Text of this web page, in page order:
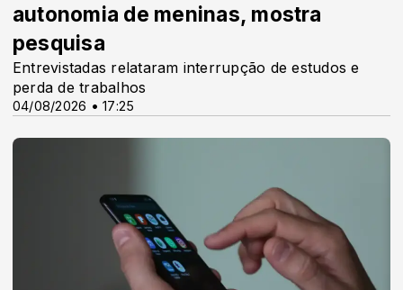
04/08/2026 • 17:25
autonomia de meninas, mostra
pesquisa
Entrevistadas relataram interrupção de estudos e
perda de trabalhos